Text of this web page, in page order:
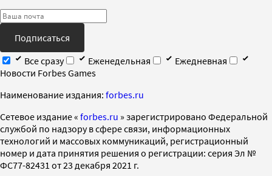
Подписаться
Все сразу
Еженедельная
Ежедневная
Новости Forbes Games
Наименование издания: forbes.ru
Cетевое издание « forbes.ru » зарегистрировано Федеральной
службой по надзору в сфере связи, информационных
технологий и массовых коммуникаций, регистрационный
номер и дата принятия решения о регистрации: серия Эл №
ФС77-82431 от 23 декабря 2021 г.